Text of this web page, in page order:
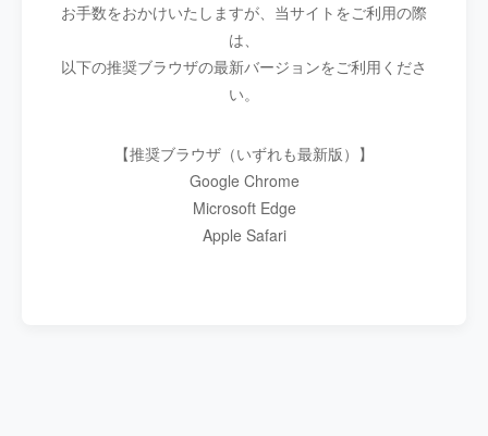
お手数をおかけいたしますが、当サイトをご利用の際
は、
以下の推奨ブラウザの最新バージョンをご利用くださ
い。
【推奨ブラウザ（いずれも最新版）】
Google Chrome
Microsoft Edge
Apple Safari